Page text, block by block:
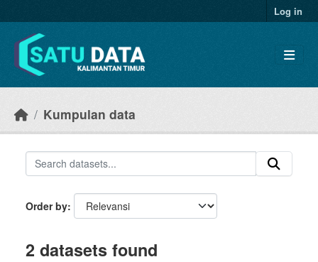
Log in
Kumpulan data
Order by
2 datasets found